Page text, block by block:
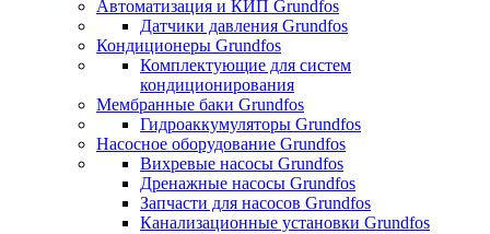
Автоматизация и КИП Grundfos
Датчики давления Grundfos
Кондиционеры Grundfos
Комплектующие для систем
кондиционирования
Мембранные баки Grundfos
Гидроаккумуляторы Grundfos
Насосное оборудование Grundfos
Вихревые насосы Grundfos
Дренажные насосы Grundfos
Запчасти для насосов Grundfos
Канализационные установки Grundfos